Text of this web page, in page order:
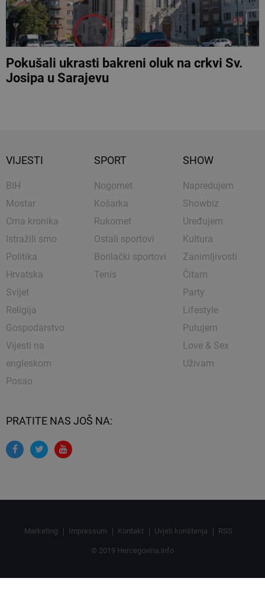
Pokušali ukrasti bakreni oluk na crkvi Sv.
Josipa u Sarajevu
VIJESTI
BIH
Mostar
Crna kronika
Istražili smo
Politika
Hrvatska
Svijet
Religija
Gospodarstvo
Vijesti na
engleskom
Posao
SPORT
Nogomet
Košarka
Rukomet
Ostali sportovi
Borilački sportovi
Tenis
SHOW
Napredujem
Showbiz
Uređujem
Kultura
Zanimljivosti
Čitam
Party
Lifestyle
Putujem
Love & Sex
Uživam
PRATITE NAS JOŠ NA:
Marketing Impressum Kontakt Uvjeti korištenja RSS
© 2019 Hercegovina.info